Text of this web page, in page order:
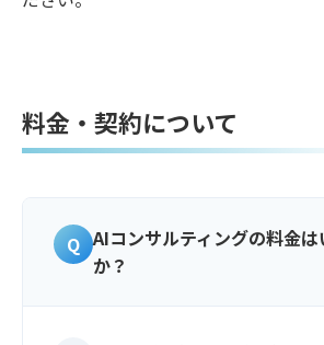
料金・契約について
AIコンサルティングの料金
か？